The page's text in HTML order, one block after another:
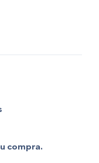
compra.